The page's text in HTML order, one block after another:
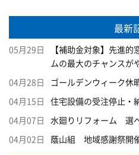
最新
05月29日
【補助金対象】先進
ムの最大のチャンスが
04月28日 ゴールデンウィーク休
04月15日 住宅設備の受注停止・
04月07日 水廻りリフォーム 選
04月02日 蔭山組 地域感謝祭開